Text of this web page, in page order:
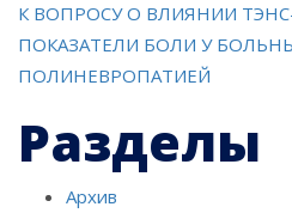
записям
К ВОПРОСУ О ВЛИЯНИИ
ПОКАЗАТЕЛИ БОЛИ У
ПОЛИНЕВРОПАТИЕЙ
Разделы
Архив